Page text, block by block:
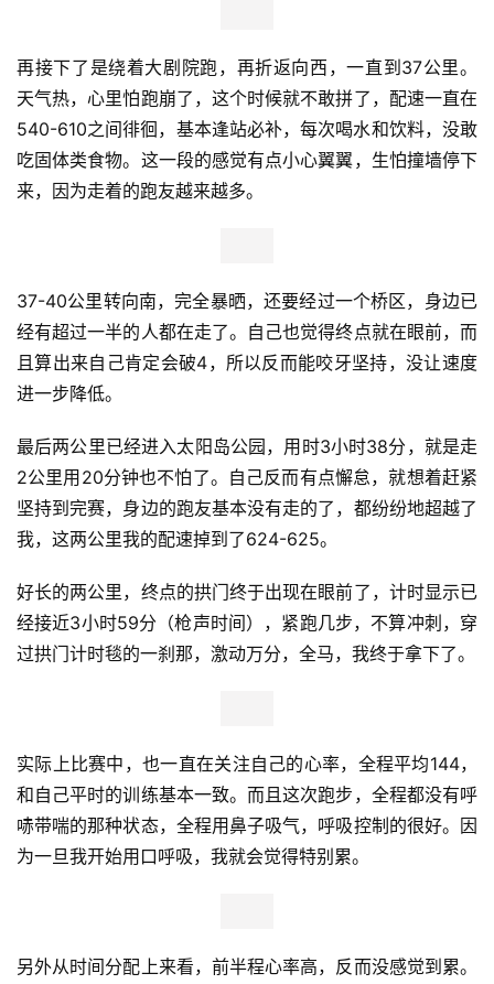
再接下了是绕着大剧院跑，再折返向西，一直到37公里。
天气热，心里怕跑崩了，这个时候就不敢拼了，配速一直在
540-610之间徘徊，基本逢站必补，每次喝水和饮料，没敢
吃固体类食物。这一段的感觉有点小心翼翼，生怕撞墙停下
来，因为走着的跑友越来越多。
37-40公里转向南，完全暴晒，还要经过一个桥区，身边已
经有超过一半的人都在走了。自己也觉得终点就在眼前，而
且算出来自己肯定会破4，所以反而能咬牙坚持，没让速度
进一步降低。
最后两公里已经进入太阳岛公园，用时3小时38分，就是走
2公里用20分钟也不怕了。自己反而有点懈怠，就想着赶紧
坚持到完赛，身边的跑友基本没有走的了，都纷纷地超越了
我，这两公里我的配速掉到了624-625。
好长的两公里，终点的拱门终于出现在眼前了，计时显示已
经接近3小时59分（枪声时间），紧跑几步，不算冲刺，穿
过拱门计时毯的一刹那，激动万分，全马，我终于拿下了。
实际上比赛中，也一直在关注自己的心率，全程平均144，
和自己平时的训练基本一致。而且这次跑步，全程都没有呼
哧带喘的那种状态，全程用鼻子吸气，呼吸控制的很好。因
为一旦我开始用口呼吸，我就会觉得特别累。
另外从时间分配上来看，前半程心率高，反而没感觉到累。